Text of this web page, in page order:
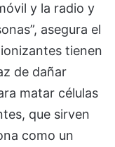
y la radio y
asegura el
tienen
de dañar
matar células
que sirven
como un